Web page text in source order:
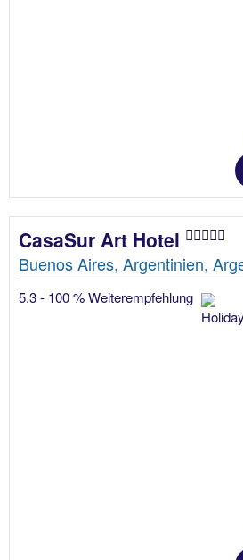
CasaSur Art Hotel
Buenos Aires, Argentinien,
5.3 - 100 % Weiterempfehlung